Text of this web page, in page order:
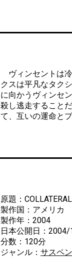
ヴィンセントは
クスは平凡なタク
に向かうヴィンセ
殺し逃走すること
て、互いの運命と
原題：COLLATERAL
製作国：アメリカ
製作年：2004
日本公開日：
分数：120分
ジャンル： サスペ